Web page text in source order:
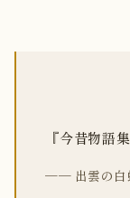
『今昔物語
── 出雲の白